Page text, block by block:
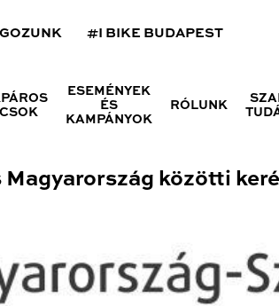
#I BIKE BUDAPEST
ESEMÉNYEK
ÉS
KAMPÁNYOK
RÓLUNK
közötti